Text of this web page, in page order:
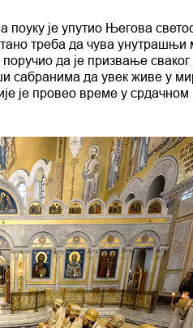
је упутио Његова
треба да чува
поручио да је призвање
да увек живе у
је провео време у срдачном